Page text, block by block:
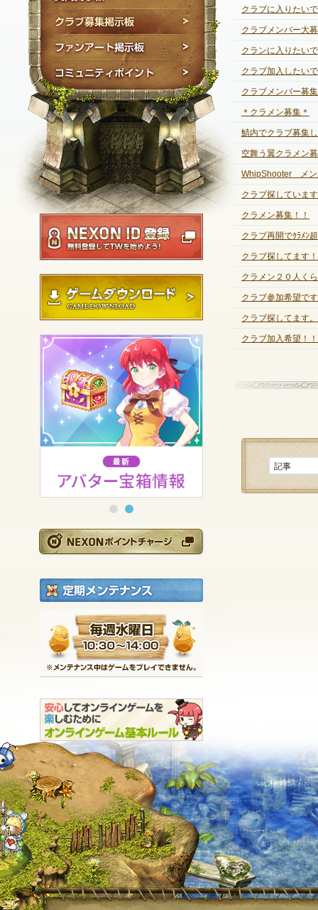
クラブ募集掲示板
ファンアート掲示板
コミュニティポイン
NEXON ID登録
ゲームダウンロード
クラブに入りたい
クラブメンバー大
クランに入りたい
クラブ加入したい
クラブメンバー募集
＊クラメン募集＊
鯖内でクラブ募集
空舞う翼クラメン
WhipShooter メン
クラブ探しています
クラメン募集！！
クラブ再開でｸﾗﾒﾝ
クラブ探してます！
クラメン２０人く
クラブ参加希望で
クラブ探してます。
クラブ加入希望！！